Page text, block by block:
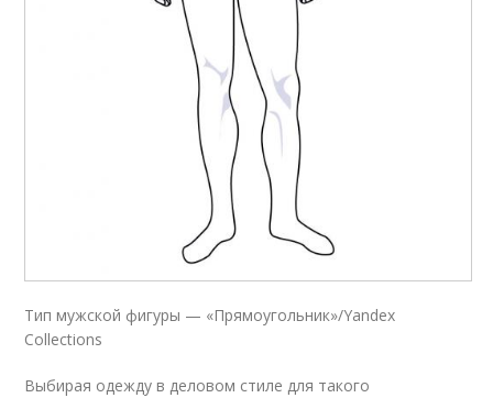
Тип мужской фигуры — «Прямоугольник»/Yandex
Collections
Выбирая одежду в деловом стиле для такого